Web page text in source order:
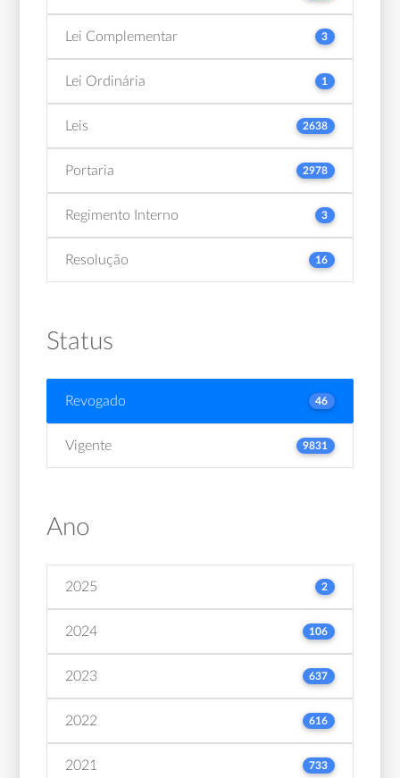
Lei Complementar 3
Lei Ordinária 1
Leis 2638
Portaria 2978
Regimento Interno 3
Resolução 16
Status
Revogado 46
Vigente 9831
Ano
2025 2
2024 106
2023 637
2022 616
2021 733